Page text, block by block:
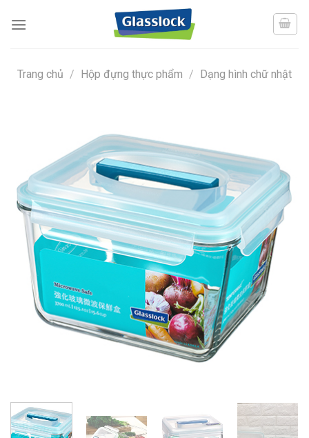
Trang chủ / Hộp đựng thực phẩm / Dạng hình chữ nhật